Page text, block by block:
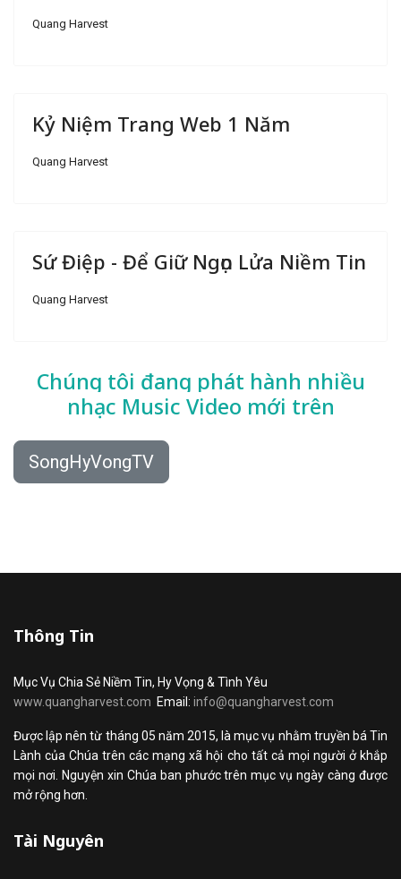
Quang Harvest
Kỷ Niệm Trang Web 1 Năm
Quang Harvest
Sứ Điệp - Để Giữ Ngọn Lửa Niềm Tin
Quang Harvest
Chúng tôi đang phát hành nhiều
nhạc Music Video mới trên
SongHyVongTV
Thông Tin
Mục Vụ Chia Sẻ Niềm Tin, Hy Vọng & Tình Yêu
www.quangharvest.com Email: info@quangharvest.com
Được lập nên từ tháng 05 năm 2015, là mục vụ nhằm truyền bá Tin
Lành của Chúa trên các mạng xã hội cho tất cả mọi người ở khắp
mọi nơi. Nguyện xin Chúa ban phước trên mục vụ ngày càng được
mở rộng hơn.
Tài Nguyên